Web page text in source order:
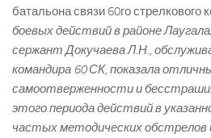
батальона связи 60­го стрелкового
боевых действий в районе
сержант Докучаева Л.Н.,
командира 60 СК, показала
самоотверженности и
этого периода действий в
частых методических